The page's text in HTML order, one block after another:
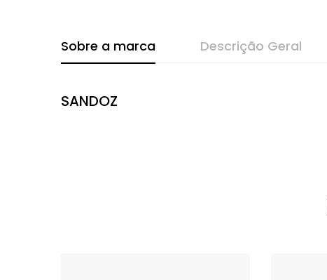
Sobre a marca Descrição Geral
SANDOZ